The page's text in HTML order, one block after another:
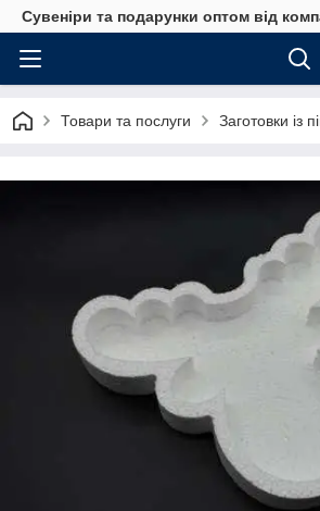
Сувеніри та подарунки оптом від
Товари та послуги Заготовки із